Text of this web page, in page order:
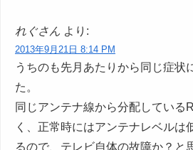
れぐさん より:
2013年9月21日 8:14 PM
うちのも先月あたりから同じ症状
た。
同じアンテナ線から分配している
く、正常時にはアンテナレベルは
るので、テレビ自体の故障か？と